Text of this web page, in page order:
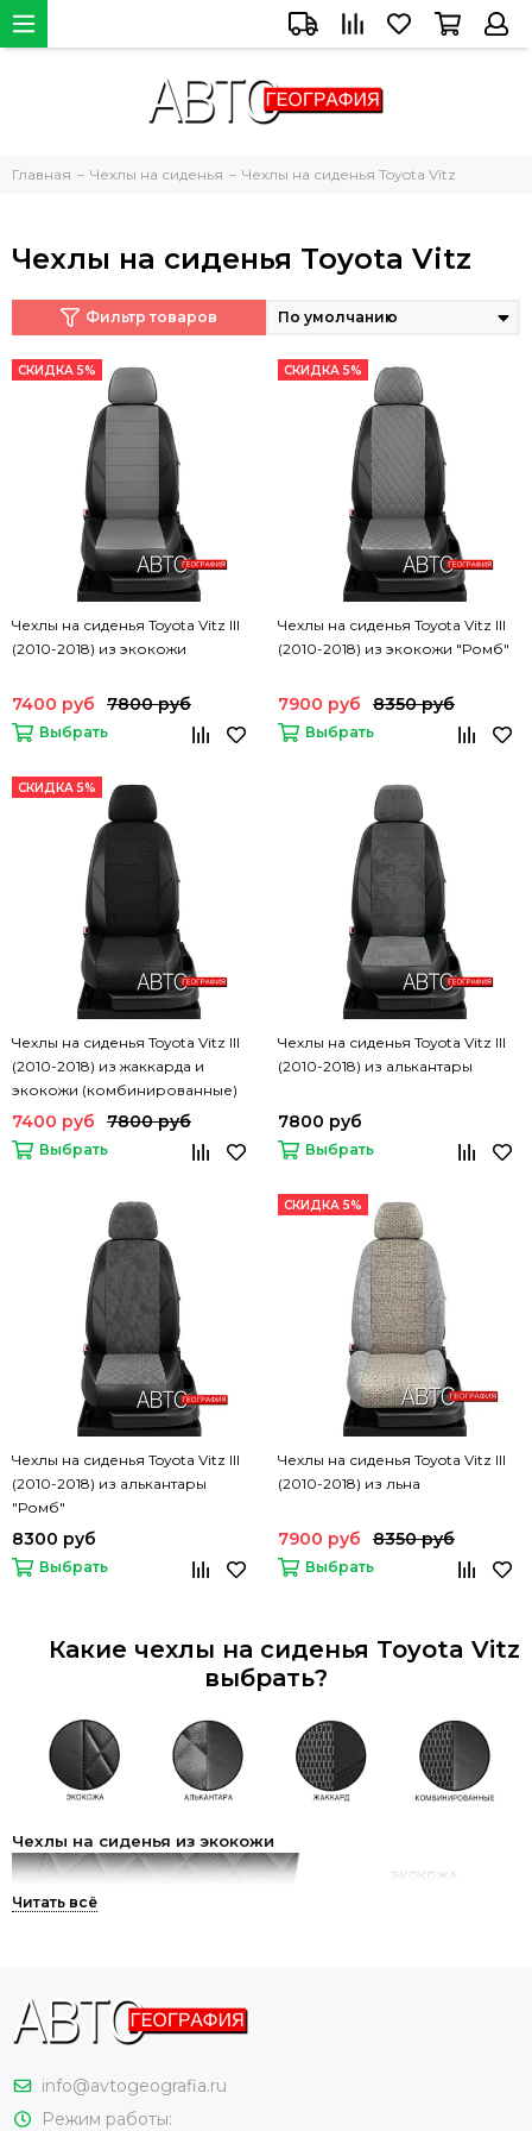
Главная Чехлы на сиденья Чехлы на сиденья Toyota Vitz
Чехлы на сиденья Toyota Vitz
Фильтр товаров
СКИДКА 5%
Чехлы на сиденья Toyota Vitz III
(2010-2018) из экокожи
7400 руб 7800 руб
Выбрать
СКИДКА 5%
Чехлы на сиденья Toyota Vitz III
(2010-2018) из экокожи "Ромб"
7900 руб 8350 руб
Выбрать
СКИДКА 5%
Чехлы на сиденья Toyota Vitz III
(2010-2018) из жаккарда и
экокожи (комбинированные)
7400 руб 7800 руб
Выбрать
Чехлы на сиденья Toyota Vitz III
(2010-2018) из алькантары
7800 руб
Выбрать
Чехлы на сиденья Toyota Vitz III
(2010-2018) из алькантары
"Ромб"
8300 руб
Выбрать
СКИДКА 5%
Чехлы на сиденья Toyota Vitz III
(2010-2018) из льна
7900 руб 8350 руб
Выбрать
Какие чехлы на сиденья Toyota Vitz
выбрать?
Чехлы на сиденья из экокожи
даже обладает рядом преимуществ. Экокожа быстрее
нагревается и быстрее остывает, поэтому зимой на ней не
содержать в чистоте. Достаточно просто пройтись по ним
влажной тряпкой. К экокоже не пристает шерсть
info@avtogeografia.ru
Режим работы: